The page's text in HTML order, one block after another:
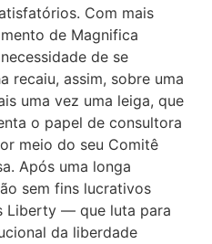
Com mais
de Magnifica
de se
recaiu, assim, sobre uma
uma vez uma leiga, que
o papel de consultora
meio do seu Comitê
Após uma longa
sem fins lucrativos
Liberty — que luta para
da liberdade